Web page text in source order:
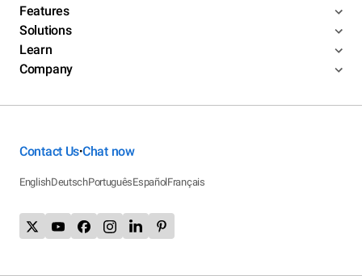
Features
Solutions
Learn
Company
Contact Us•Chat now
EnglishDeutschPortuguêsEspañolFrançais